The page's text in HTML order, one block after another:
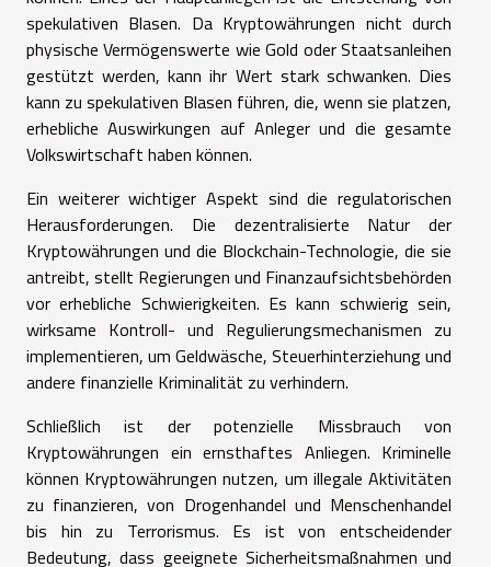
spekulativen Blasen. Da Kryptowährungen nicht durch
physische Vermögenswerte wie Gold oder Staatsanleihen
gestützt werden, kann ihr Wert stark schwanken. Dies
kann zu spekulativen Blasen führen, die, wenn sie platzen,
erhebliche Auswirkungen auf Anleger und die gesamte
Volkswirtschaft haben können.
Ein weiterer wichtiger Aspekt sind die regulatorischen
Herausforderungen. Die dezentralisierte Natur der
Kryptowährungen und die Blockchain-Technologie, die sie
antreibt, stellt Regierungen und Finanzaufsichtsbehörden
vor erhebliche Schwierigkeiten. Es kann schwierig sein,
wirksame Kontroll- und Regulierungsmechanismen zu
implementieren, um Geldwäsche, Steuerhinterziehung und
andere finanzielle Kriminalität zu verhindern.
Schließlich ist der potenzielle Missbrauch von
Kryptowährungen ein ernsthaftes Anliegen. Kriminelle
können Kryptowährungen nutzen, um illegale Aktivitäten
zu finanzieren, von Drogenhandel und Menschenhandel
bis hin zu Terrorismus. Es ist von entscheidender
Bedeutung, dass geeignete Sicherheitsmaßnahmen und